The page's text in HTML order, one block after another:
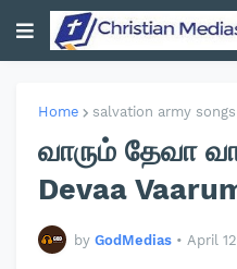
Home salvation army songs
வாரும் தேவா
Devaa
by GodMedias • April